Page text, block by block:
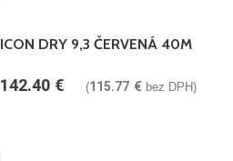
ICON DRY 9,3 ČERVENÁ 40M
142.40 € (115.77 € bez DPH)